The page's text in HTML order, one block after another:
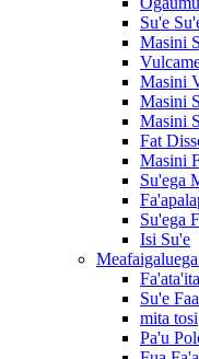
Su'e
Masini
Masini
Masini
Masini
Fat
Masini
Su'ega
Su'ega
Isi Su'e
Su'e
mita tosi
Pa'u